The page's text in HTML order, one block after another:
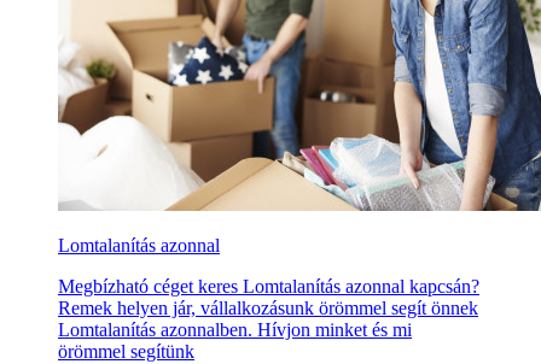
Lomtalanítás azonnal
Megbízható céget keres Lomtalanítás azonnal kapcsán?
Remek helyen jár, vállalkozásunk örömmel segít önnek
Lomtalanítás azonnalben. Hívjon minket és mi
örömmel segítünk